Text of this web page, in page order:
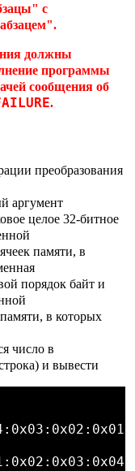
с
должны
программы
сообщения об
.
преобразования
аргумент
целое 32-битное
памяти, в
порядок байт и
в которых
число в
и вывести